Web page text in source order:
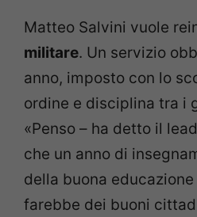
Matteo Salvini vuole
militare. Un servizio
anno, imposto con lo
ordine e disciplina tra i
«Penso – ha detto il
che un anno di
della buona
farebbe dei buoni